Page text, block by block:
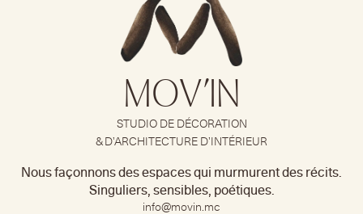
MOV’IN
STUDIO DE DÉCORATION
& D’ARCHITECTURE D’INTÉRIEUR
Nous façonnons des espaces qui murmurent des récits.
Singuliers, sensibles, poétiques.
info@movin.mc